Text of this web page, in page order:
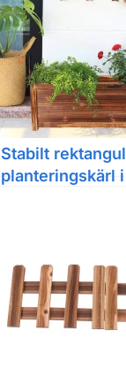
Stabilt
planteringskärl